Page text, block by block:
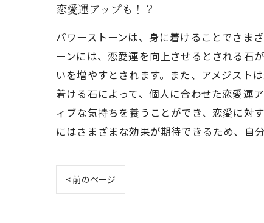
恋愛運アップも！？
パワーストーンは、身に着けることでさま
ーンには、恋愛運を向上させるとされる石
いを増やすとされます。また、アメジスト
着ける石によって、個人に合わせた恋愛運
ィブな気持ちを養うことができ、恋愛に対
にはさまざまな効果が期待できるため、自
< 前のページ